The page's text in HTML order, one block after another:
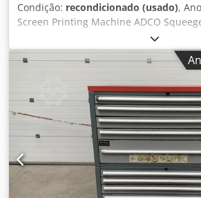
Condição: recondicionado (usado),
Screen Printing Machine ADCO
(2009). Sartech is a company
screen printing, automation, and
manufactures UV (electronic) or hot
Máquina de serigrafia ADCO Squeegee
(2009). Sartech é uma empresa
para serigrafia, automação e robótica
túneis UV (eletrônico) ou de ar quente.
Hpshrjck